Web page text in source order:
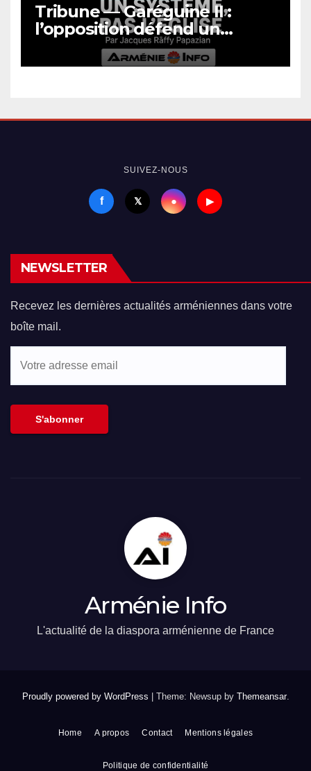
Tribune — Garéguine II :
l’opposition défend un
système, pas l’Église
SUIVEZ-NOUS
f 𝕏 ● ▶
NEWSLETTER
Recevez les dernières actualités arméniennes dans votre
boîte mail.
S'abonner
Arménie Info
L'actualité de la diaspora arménienne de France
Proudly powered by WordPress Theme: Newsup by Themeansar.
Home A propos Contact Mentions légales
Politique de confidentialité